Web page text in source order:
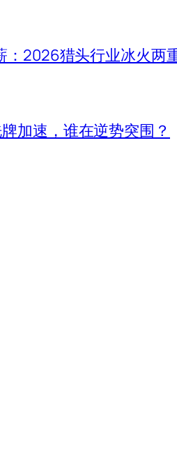
：2026猎头行业冰火两
加速，谁在逆势突围？